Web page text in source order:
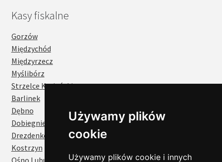
Używamy plików
cookie
Używamy plików cookie i innych
Kasy fiskalne
Gorzów
Międzychód
Międzyrzecz
Myślibórz
Strzelce Krajeńskie
Barlinek
Dębno
Dobiegniew
Drezdenko
Kostrzyn
Ośno Lubuskie
żebyśmy oddzwonili